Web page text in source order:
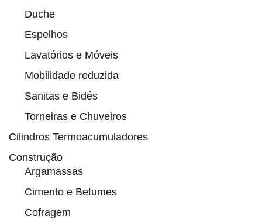
Duche
Espelhos
Lavatórios e Móveis
Mobilidade reduzida
Sanitas e Bidés
Torneiras e Chuveiros
Cilindros Termoacumuladores
Construção
Argamassas
Cimento e Betumes
Cofragem